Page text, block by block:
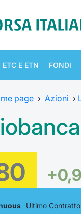
ETC E ETN FONDI
page › Azioni ›
Ultimo